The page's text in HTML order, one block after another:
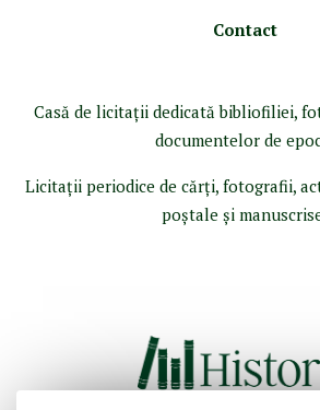
Contact
Casă de licitaţii dedicată bibliofiliei,
documentelor de
Licitaţii periodice de cărţi, fotografii,
poştale şi